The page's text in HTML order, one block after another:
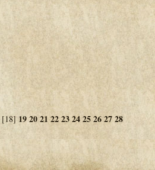
[18]192021 22232425262728